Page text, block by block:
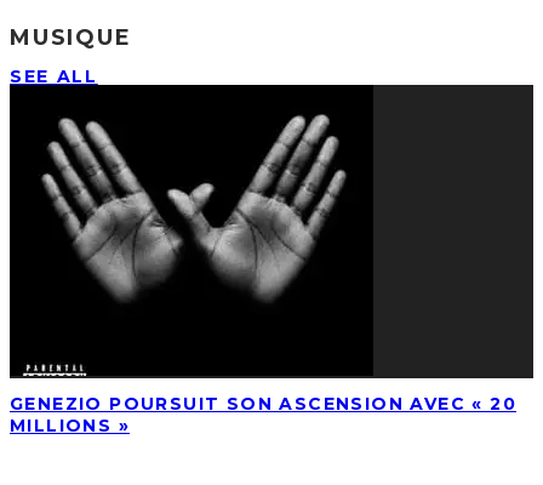
MUSIQUE
SEE ALL
GENEZIO POURSUIT SON ASCENSION AVEC « 20
MILLIONS »